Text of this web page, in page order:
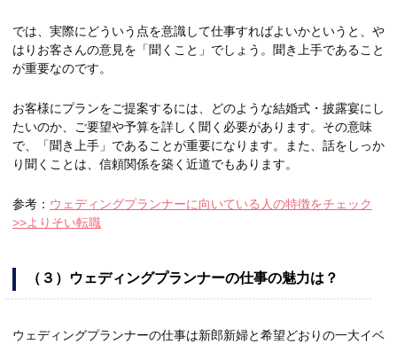
では、実際にどういう点を意識して仕事すればよいかというと、や
はりお客さんの意見を「聞くこと」でしょう。聞き上手であること
が重要なのです。
お客様にプランをご提案するには、どのような結婚式・披露宴にし
たいのか、ご要望や予算を詳しく聞く必要があります。その意味
で、「聞き上手」であることが重要になります。また、話をしっか
り聞くことは、信頼関係を築く近道でもあります。
参考： ウェディングプランナーに向いている人の特徴をチェック
>>よりそい転職
（３）ウェディングプランナーの仕事の魅力は？
ウェディングプランナーの仕事は新郎新婦と希望どおりの一大イベ